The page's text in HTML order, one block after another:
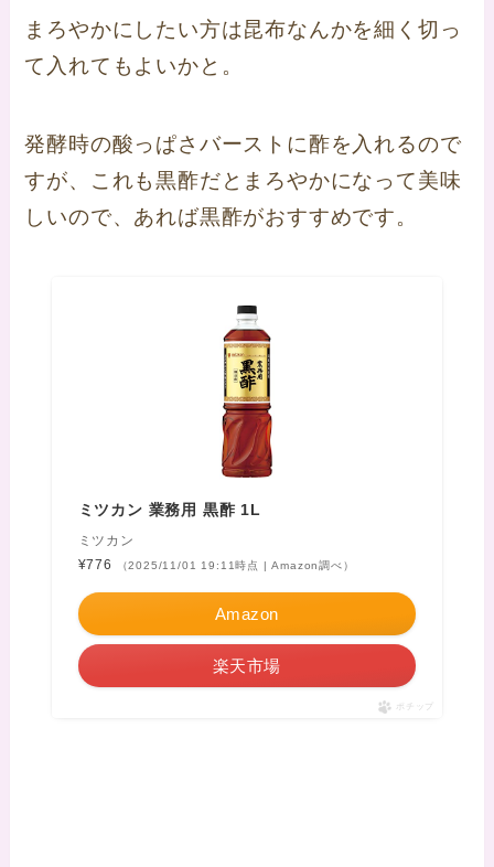
まろやかにしたい方は昆布なんかを細く切っ
て入れてもよいかと。
発酵時の酸っぱさバーストに酢を入れるので
すが、これも黒酢だとまろやかになって美味
しいので、あれば黒酢がおすすめです。
ミツカン 業務用 黒酢 1L
ミツカン
¥776
（2025/11/01 19:11時点 | Amazon調べ）
Amazon
楽天市場
ポチップ